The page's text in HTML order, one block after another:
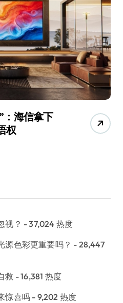
们的扫地机
器”
视？ - 37,024 热度
源色彩更重要吗？ - 28,447
救 - 16,381 热度
惊喜吗 - 9,202 热度